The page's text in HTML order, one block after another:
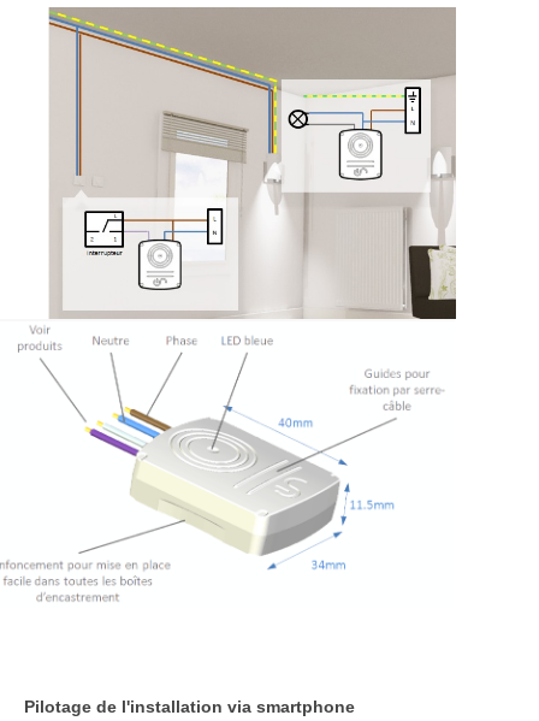
Pilotage de l'installation via smartphone